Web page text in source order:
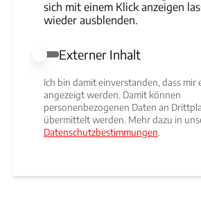
sich mit einem Klick anzeigen
wieder ausblenden.
Externer Inhalt erlauben
Externer Inhalt
Ich bin damit einverstanden, dass mir
angezeigt werden. Damit können
personenbezogenen Daten an
übermittelt werden. Mehr dazu in
Datenschutzbestimmungen.